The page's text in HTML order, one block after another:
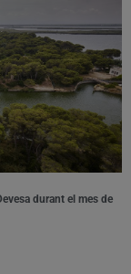
durant el mes de